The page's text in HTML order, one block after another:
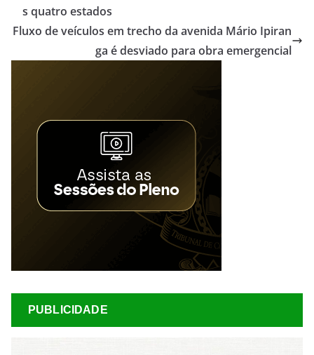
s quatro estados
Fluxo de veículos em trecho da avenida Mário Ipiran
ga é desviado para obra emergencial
PUBLICIDADE